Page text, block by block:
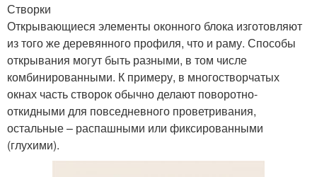
Створки
Открывающиеся элементы оконного блока изготовляют
из того же деревянного профиля, что и раму. Способы
открывания могут быть разными, в том числе
комбинированными. К примеру, в многостворчатых
окнах часть створок обычно делают поворотно-
откидными для повседневного проветривания,
остальные – распашными или фиксированными
(глухими).